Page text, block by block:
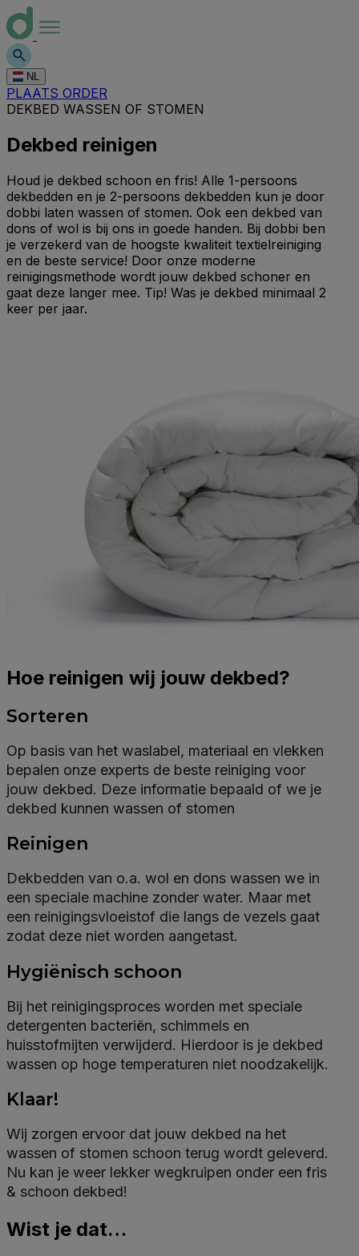
NL
PLAATS ORDER
DEKBED WASSEN OF STOMEN
Dekbed reinigen
Houd je dekbed schoon en fris! Alle 1-persoons
dekbedden en je 2-persoons dekbedden kun je door
dobbi laten wassen of stomen. Ook een dekbed van
dons of wol is bij ons in goede handen. Bij dobbi ben
je verzekerd van de hoogste kwaliteit textielreiniging
en de beste service! Door onze moderne
reinigingsmethode wordt jouw dekbed schoner en
gaat deze langer mee. Tip! Was je dekbed minimaal 2
keer per jaar.
Hoe reinigen wij jouw dekbed?
Sorteren
Op basis van het waslabel, materiaal en vlekken
bepalen onze experts de beste reiniging voor
jouw dekbed. Deze informatie bepaald of we je
dekbed kunnen wassen of stomen
Reinigen
Dekbedden van o.a. wol en dons wassen we in
een speciale machine zonder water. Maar met
een reinigingsvloeistof die langs de vezels gaat
zodat deze niet worden aangetast.
Hygiënisch schoon
Bij het reinigingsproces worden met speciale
detergenten bacteriën, schimmels en
huisstofmijten verwijderd. Hierdoor is je dekbed
wassen op hoge temperaturen niet noodzakelijk.
Klaar!
Wij zorgen ervoor dat jouw dekbed na het
wassen of stomen schoon terug wordt geleverd.
Nu kan je weer lekker wegkruipen onder een fris
& schoon dekbed!
Wist je dat…